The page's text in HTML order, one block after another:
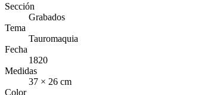
Sección
Grabados
Tema
Tauromaquia
Fecha
1820
Medidas
37 × 26 cm
Color